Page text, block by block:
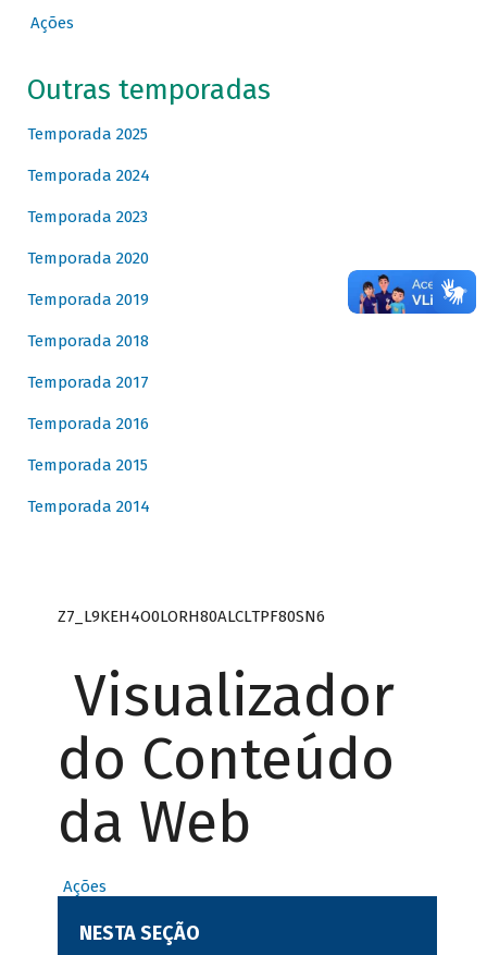
Ações
Outras temporadas
Temporada 2025
Temporada 2024
Temporada 2023
Temporada 2020
Temporada 2019
Temporada 2018
Temporada 2017
Temporada 2016
Temporada 2015
Temporada 2014
Z7_L9KEH4O0LORH80ALCLTPF80SN6
Visualizador
do Conteúdo
da Web
Ações
NESTA SEÇÃO